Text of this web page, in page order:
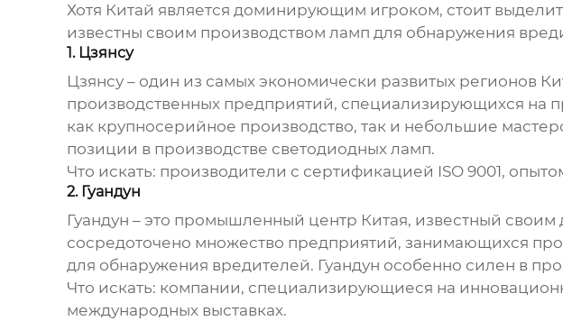
Хотя Китай является доминирующим игроком, стоит
известны своим производством ламп для обнаружения
1. Цзянсу
Цзянсу – один из самых экономически развитых регионов
производственных предприятий, специализирующихся на
как крупносерийное производство, так и небольшие
позиции в производстве светодиодных ламп.
Что искать: производители с сертификацией ISO 9001,
2. Гуандун
Гуандун – это промышленный центр Китая, известный
сосредоточено множество предприятий, занимающихся
для обнаружения вредителей. Гуандун особенно силен в
Что искать: компании, специализирующиеся на
международных выставках.